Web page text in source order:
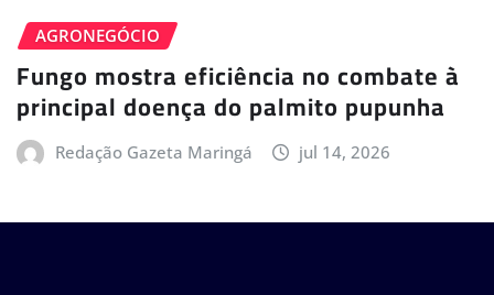
AGRONEGÓCIO
Fungo mostra eficiência no combate à
principal doença do palmito pupunha
Redação Gazeta Maringá jul 14, 2026